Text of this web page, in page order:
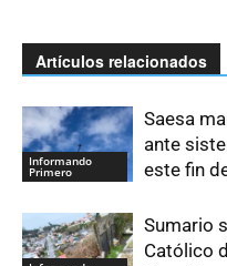
Artículos relacionados
Informando
Primero
Saesa
ante
este fin
Sumario
Católico